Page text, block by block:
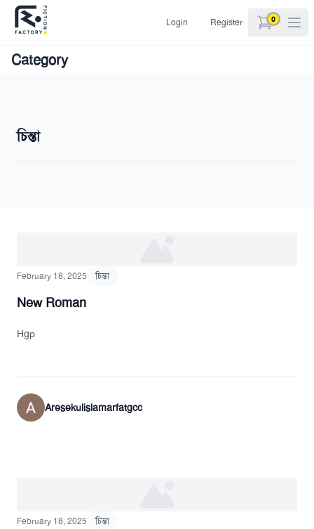
Login Register 0
items in
Category
চিন্তা
February 18, 2025 চিন্তা
New Roman
Hgp
Aresekulislamarfatgcc
February 18, 2025 চিন্তা